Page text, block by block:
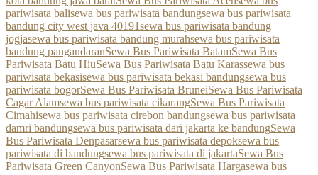
pariwisata balisewa bus pariwisata bandungsewa bus pariwisata
bandung city west java 40191sewa bus pariwisata bandung
jogjasewa bus pariwisata bandung murahsewa bus pariwisata
bandung pangandaranSewa Bus Pariwisata BatamSewa Bus
Pariwisata Batu HiuSewa Bus Pariwisata Batu Karassewa bus
pariwisata bekasisewa bus pariwisata bekasi bandungsewa bus
pariwisata bogorSewa Bus Pariwisata BruneiSewa Bus Pariwisata
Cagar Alamsewa bus pariwisata cikarangSewa Bus Pariwisata
Cimahisewa bus pariwisata cirebon bandungsewa bus pariwisata
damri bandungsewa bus pariwisata dari jakarta ke bandungSewa
Bus Pariwisata Denpasarsewa bus pariwisata depoksewa bus
pariwisata di bandungsewa bus pariwisata di jakartaSewa Bus
Pariwisata Green CanyonSewa Bus Pariwisata Hargasewa bus